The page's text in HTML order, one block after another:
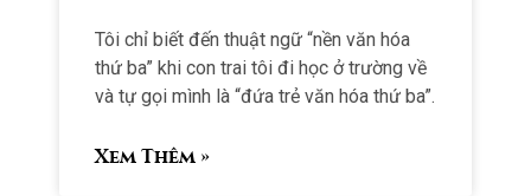
Tôi chỉ biết đến thuật ngữ “nền văn hóa
thứ ba” khi con trai tôi đi học ở trường về
và tự gọi mình là “đứa trẻ văn hóa thứ ba”.
Xem Thêm »